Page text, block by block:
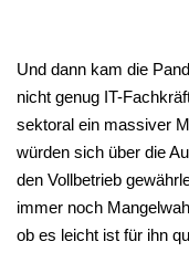
Und dann kam die
nicht genug IT-
sektoral ein massiver
würden sich über die
den Vollbetrieb
immer noch
ob es leicht ist für ihn